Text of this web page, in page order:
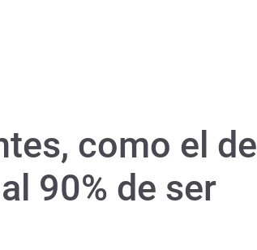
como el de
90% de ser